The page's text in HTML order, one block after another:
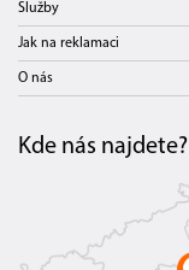
Služby
Jak na reklamaci
O nás
Kde nás najdete?